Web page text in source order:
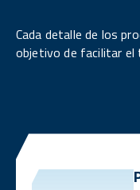
Cada detalle de los
objetivo de facilitar el